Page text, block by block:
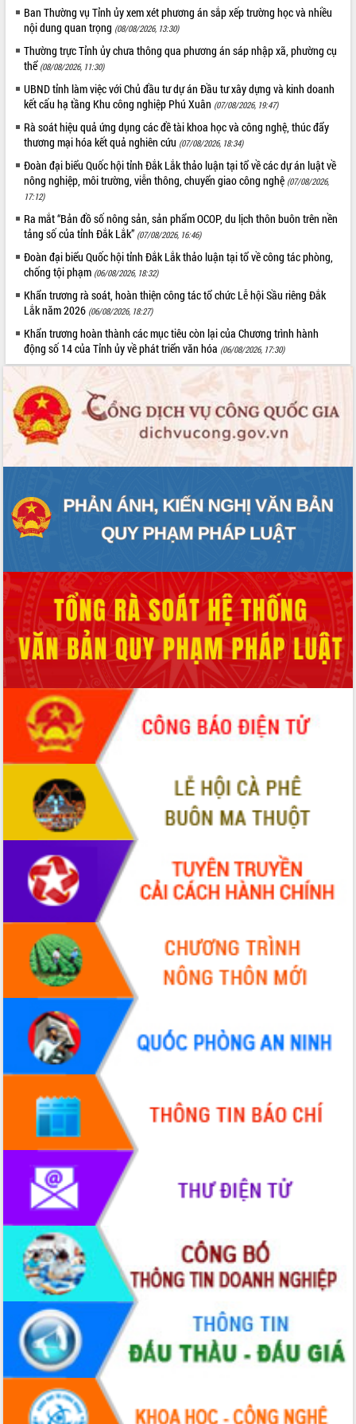
với Tập đoàn Bưu chính Viễn thông
Việt Nam
Thứ trưởng Bộ Y tế làm việc với tỉnh
Đắk Lắk về phát triển nhân lực y tế
cho trạm y tế cấp xã
Du lịch Đắk Lắk nâng tầm trải nghiệm
du khách thông qua Hệ thống cơ sở dữ
liệu và Bản đồ số
Tập huấn ứng dụng trí tuệ nhân tạo (AI)
trong thương mại điện tử năm 2026
Đoàn đại biểu Quốc hội tỉnh Đắk Lắk
trao đổi thông tin trước Kỳ họp thứ
nhất, Quốc hội khóa XVI
Quyết liệt cải cách hành chính, khơi
thông nguồn lực phát triển
Nâng cao hiệu lực, hiệu quả HĐND
tỉnh thông qua hiện đại hóa hành chính
Xã Ea Phê gắn cải cách hành chính với
Phó Chủ tịch Thường trực UBND tỉnh
Hồ Thị Nguyên Thảo làm việc tại Trung
tâm Phục vụ hành chính công xã Ea
Phê
Xây dựng nền hành chính số đồng
hành cùng nông dân dân, doanh nghiệp
Giai đoạn 2026-2030, Đắk Lắk phấn
Chuyển đổi số 'mở đường' cho nông
nghiệp Đắk Lắk tăng trưởng bứt phá
Triển khai đồng bộ đo đạc, lập hồ sơ
địa chính, hoàn thiện cơ sở dữ liệu đất
Ứng dụng sinh trắc học - Bước tiến
trong hành trình chuyển đổi số tại Đắk
Lắk
Đắk Lắk nâng cao hiệu quả công tác
Đảng từ Sổ tay đảng viên điện tử
Đắk Lắk đẩy mạnh nuôi biển công
nghệ, hướng tới phát triển thủy sản
bền vững
Tập huấn nâng cao năng lực triển khai
chuyển đổi số cho cán bộ, công chức
cấp xã
Đắk Lắk phát động hưởng ứng Ngày
Quyền của người tiêu dùng Việt Nam
2026
Đẩy mạnh cải cách hành chính, quyết
tâm đạt được mục tiêu tăng trưởng
hai con số trong năm 2026
Tổ chức trang trọng Lễ hội Đền thờ
Lương Văn Chánh năm 2026
Phó Bí thư Tỉnh ủy Đắk Lắk Đỗ Hữu
Huy giữ chức Bí thư Đảng ủy Ủy Ban
Nhân dân tỉnh
Bệnh án điện tử thúc đẩy chuyển đổi
số y tế tại Đắk Lắk
Chuyển đổi số thư viện: Mở rộng
không gian tri thức trong thời đại số
Đánh giá, rút kinh nghiệm công tác tổ
chức diễn tập trước ngày bầu cử
Chương trình “Gặp gỡ hữu nghị –
Friendship Meeting New Year 2026”
Bầu cử Quốc hội và HĐND: Cử tri Đắk
Lắk gửi gắm niềm tin, kỳ vọng vào lá
phiếu
Đắk Lắk sẵn sàng các điều kiện cho
Ngày hội bầu cử đại biểu Quốc hội
khóa XVI và HĐND các cấp nhiệm kỳ
2026-2031
Đảm bảo cuộc bầu cử đại biểu Quốc
hội và đại biểu HĐND các cấp diễn ra
an toàn, hiệu quả, đúng quy định
Thủ tướng Chính phủ Phạm Minh Chính
kiểm tra, chỉ đạo hoàn thành các dự
án cao tốc và thăm khu tái định cư tại
Đắk Lắk
Sôi nổi Hội đua ngựa truyền thống Gò
Thì Thùng mừng Xuân Bính Ngọ 2026
Lãnh đạo tỉnh dâng hương tưởng niệm
tại Đập Đồng Cam đầu Xuân Bính Ngọ
Ngành nông nghiệp phấn đấu tăng
Ban Thường vụ Tỉnh ủy xem xét phương án sắp xếp trường học và nhiều
nội dung quan trọng (08/08/2026, 13:30)
Thường trực Tỉnh ủy chưa thông qua phương án sáp nhập xã, phường cụ
thể (08/08/2026, 11:30)
UBND tỉnh làm việc với Chủ đầu tư dự án Đầu tư xây dựng và kinh doanh
kết cấu hạ tầng Khu công nghiệp Phú Xuân (07/08/2026, 19:47)
Rà soát hiệu quả ứng dụng các đề tài khoa học và công nghệ, thúc đẩy
thương mại hóa kết quả nghiên cứu (07/08/2026, 18:34)
Đoàn đại biểu Quốc hội tỉnh Đắk Lắk thảo luận tại tổ về các dự án luật về
nông nghiệp, môi trường, viễn thông, chuyển giao công nghệ (07/08/2026,
17:12)
Ra mắt “Bản đồ số nông sản, sản phẩm OCOP, du lịch thôn buôn trên nền
tảng số của tỉnh Đắk Lắk” (07/08/2026, 16:46)
Đoàn đại biểu Quốc hội tỉnh Đắk Lắk thảo luận tại tổ về công tác phòng,
chống tội phạm (06/08/2026, 18:32)
Khẩn trương rà soát, hoàn thiện công tác tổ chức Lễ hội Sầu riêng Đắk
Lắk năm 2026 (06/08/2026, 18:27)
Khẩn trương hoàn thành các mục tiêu còn lại của Chương trình hành
động số 14 của Tỉnh ủy về phát triển văn hóa (06/08/2026, 17:30)